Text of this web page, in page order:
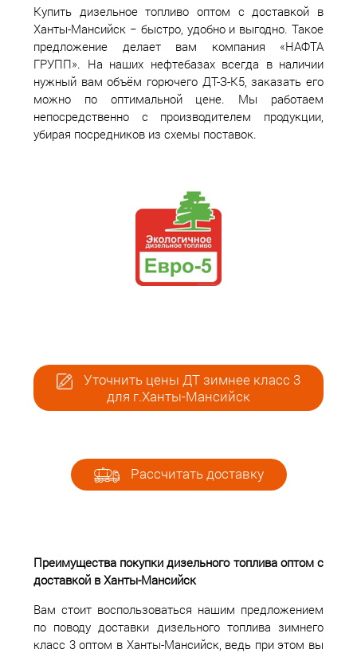
Купить дизельное топливо оптом с доставкой в
Ханты-Мансийск − быстро, удобно и выгодно. Такое
предложение делает вам компания «НАФТА
ГРУПП». На наших нефтебазах всегда в наличии
нужный вам объём горючего ДТ-З-К5, заказать его
можно по оптимальной цене. Мы работаем
непосредственно с производителем продукции,
убирая посредников из схемы поставок.
Уточнить цены ДТ зимнее класс 3
для г.Ханты-Мансийск
Рассчитать доставку
Преимущества покупки дизельного топлива оптом с
доставкой в Ханты-Мансийск
Вам стоит воспользоваться нашим предложением
по поводу доставки дизельного топлива зимнего
класс 3 оптом в Ханты-Мансийск, ведь при этом вы